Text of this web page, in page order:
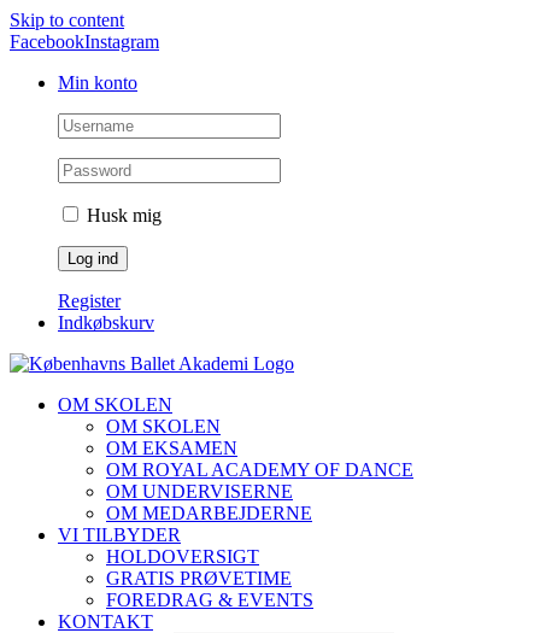
Skip to content
FacebookInstagram
Min konto
Husk mig
Register
Indkøbskurv
OM SKOLEN
OM SKOLEN
OM EKSAMEN
OM ROYAL ACADEMY OF DANCE
OM UNDERVISERNE
OM MEDARBEJDERNE
VI TILBYDER
HOLDOVERSIGT
GRATIS PRØVETIME
FOREDRAG & EVENTS
KONTAKT